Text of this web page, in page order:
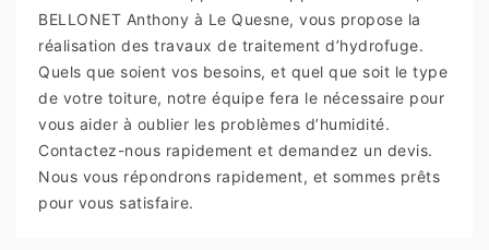
BELLONET Anthony à Le Quesne, vous propose la
réalisation des travaux de traitement d’hydrofuge.
Quels que soient vos besoins, et quel que soit le type
de votre toiture, notre équipe fera le nécessaire pour
vous aider à oublier les problèmes d’humidité.
Contactez-nous rapidement et demandez un devis.
Nous vous répondrons rapidement, et sommes prêts
pour vous satisfaire.